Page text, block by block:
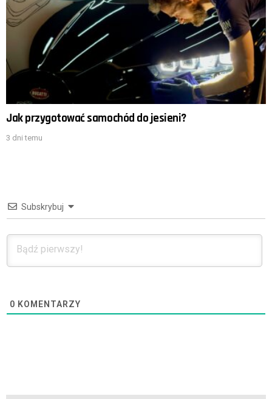
Jak przygotować samochód do jesieni?
3 dni temu
Subskrybuj
0 KOMENTARZY